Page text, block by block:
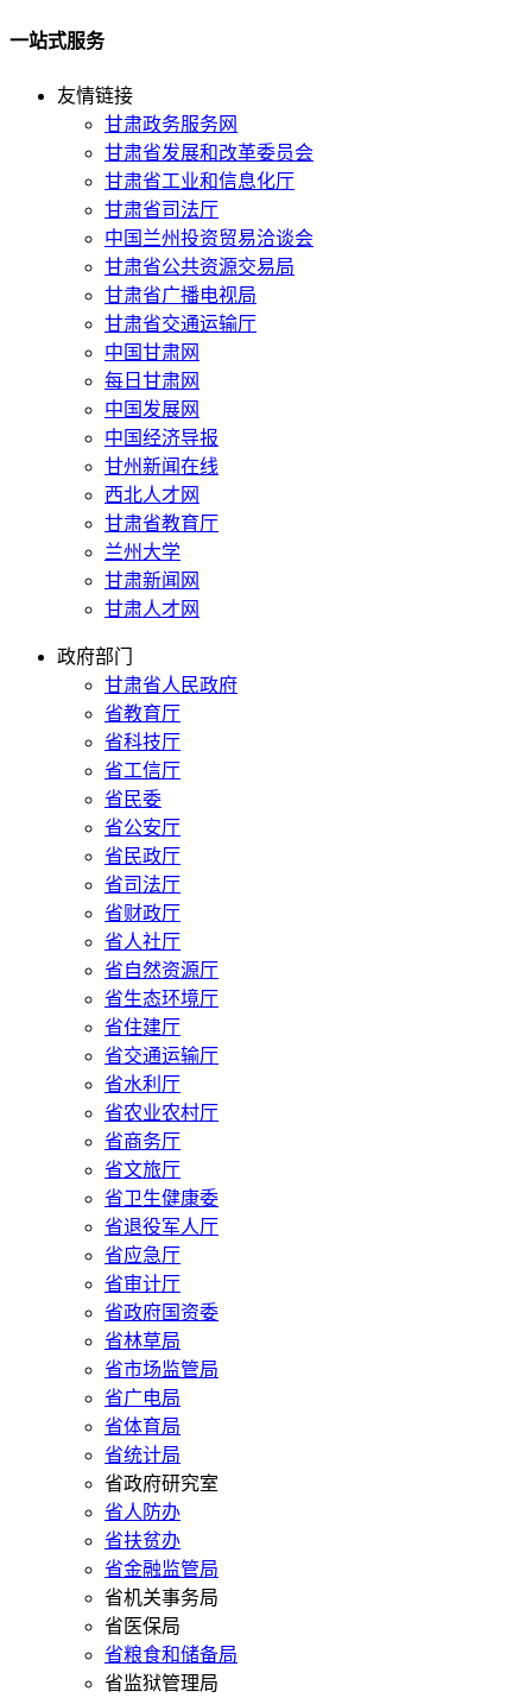
一站式服务
友情链接
甘肃政务服务网
甘肃省发展和改革委员会
甘肃省工业和信息化厅
甘肃省司法厅
中国兰州投资贸易洽谈会
甘肃省公共资源交易局
甘肃省广播电视局
甘肃省交通运输厅
中国甘肃网
每日甘肃网
中国发展网
中国经济导报
甘州新闻在线
西北人才网
甘肃省教育厅
兰州大学
甘肃新闻网
甘肃人才网
政府部门
甘肃省人民政府
省教育厅
省科技厅
省工信厅
省民委
省公安厅
省民政厅
省司法厅
省财政厅
省人社厅
省自然资源厅
省生态环境厅
省住建厅
省交通运输厅
省水利厅
省农业农村厅
省商务厅
省文旅厅
省卫生健康委
省退役军人厅
省应急厅
省审计厅
省政府国资委
省林草局
省市场监管局
省广电局
省体育局
省统计局
省政府研究室
省人防办
省扶贫办
省金融监管局
省机关事务局
省医保局
省粮食和储备局
省监狱管理局